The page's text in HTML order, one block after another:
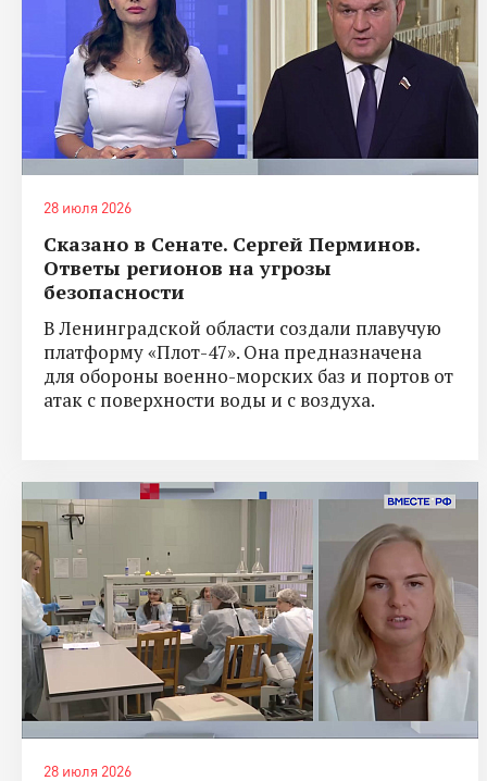
28 июля 2026
Сказано в Сенате. Сергей Перминов.
Ответы регионов на угрозы
безопасности
В Ленинградской области создали плавучую
платформу «Плот-47». Она предназначена
для обороны военно-морских баз и портов от
атак с поверхности воды и с воздуха.
28 июля 2026